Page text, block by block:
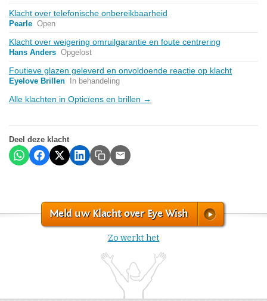
Klacht over telefonische onbereikbaarheid
Pearle Open
Klacht over weigering omruilgarantie en foute centrering
Hans Anders Opgelost
Foutieve glazen geleverd en onvoldoende reactie op klacht
Eyelove Brillen In behandeling
Alle klachten in Opticïens en brillen →
Deel deze klacht
Meld uw Klacht over Eye Wish
Zo werkt het